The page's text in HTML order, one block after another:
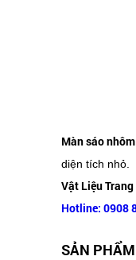
Màn sáo nhôm
diện tích nhỏ.
Vật Liệu
Hotline: 0908
SẢN